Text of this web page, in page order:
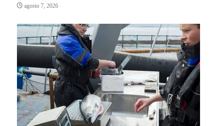
agosto 7, 2026